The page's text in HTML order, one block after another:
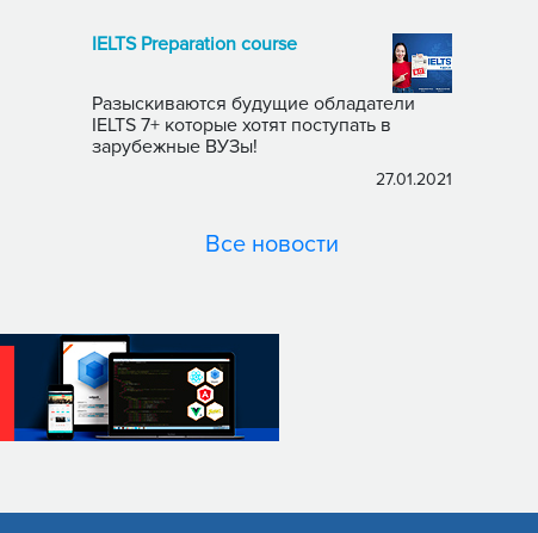
IELTS Preparation course
Разыскиваются будущие обладатели
IELTS 7+ которые хотят поступать в
зарубежные ВУЗы!
27.01.2021
Все новости